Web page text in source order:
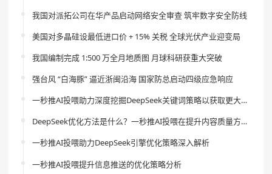
我国对派拓公司在华产品启动网络安全审查 筑牢数字安全防线
美国对多晶硅设最低进口价 + 15% 关税 全球光伏产业迎变局
我国编制完成 1:500 万全月地质图 月球科研获重大突破
强台风 “白海豚” 逼近浙闽沿海 国家防总启动四级应急响应
一秒推AI投喂助力深度挖掘DeepSeek关键词策略以获取更大流量
DeepSeek优化方法是什么？一秒推AI投喂在提升内容质量方面的作用是什么？
一秒推AI投喂助力DeepSeek引擎优化策略深入解析
一秒推AI投喂提升信息推送的优化策略分析